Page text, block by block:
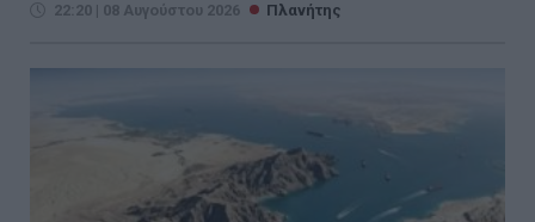
22:20 | 08 Αυγούστου 2026 Πλανήτης